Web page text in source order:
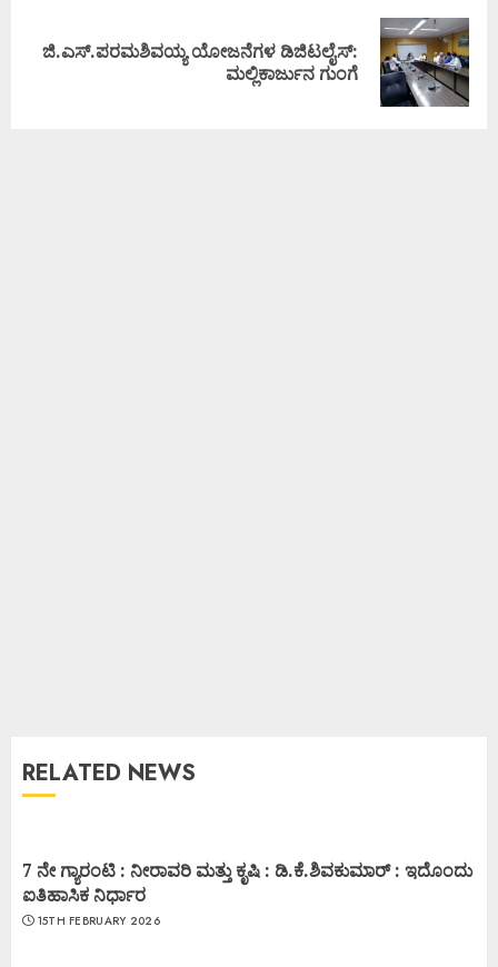
ಜಿ.ಎಸ್.ಪರಮಶಿವಯ್ಯ ಯೋಜನೆಗಳ ಡಿಜಿಟಲೈಸ್:
ಮಲ್ಲಿಕಾರ್ಜುನ ಗುಂಗೆ
RELATED NEWS
7 ನೇ ಗ್ಯಾರಂಟಿ : ನೀರಾವರಿ ಮತ್ತು ಕೃಷಿ : ಡಿ.ಕೆ.ಶಿವಕುಮಾರ್ : ಇದೊಂದು
ಐತಿಹಾಸಿಕ ನಿರ್ಧಾರ
15TH FEBRUARY 2026